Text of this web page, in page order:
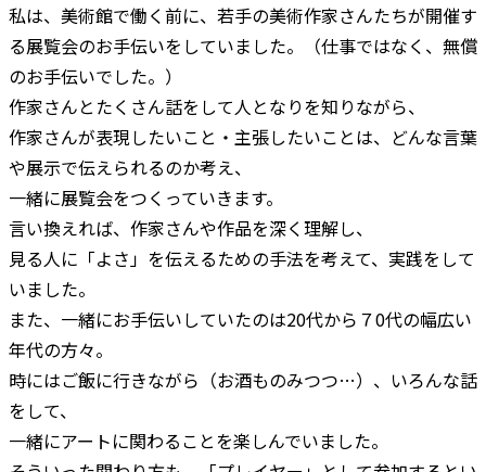
私は、美術館で働く前に、若手の美術作家さんたちが開催す
る展覧会のお手伝いをしていました。（仕事ではなく、無償
のお手伝いでした。）
作家さんとたくさん話をして人となりを知りながら、
作家さんが表現したいこと・主張したいことは、どんな言葉
や展示で伝えられるのか考え、
一緒に展覧会をつくっていきます。
言い換えれば、作家さんや作品を深く理解し、
見る人に「よさ」を伝えるための手法を考えて、実践をして
いました。
また、一緒にお手伝いしていたのは20代から７0代の幅広い
年代の方々。
時にはご飯に行きながら（お酒ものみつつ…）、いろんな話
をして、
一緒にアートに関わることを楽しんでいました。